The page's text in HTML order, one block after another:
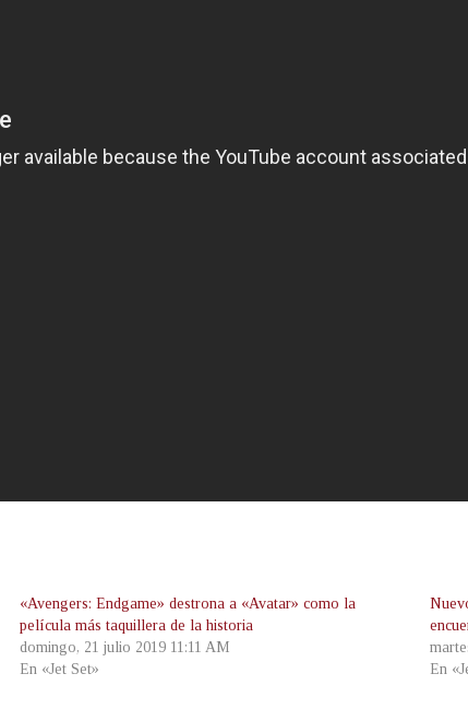
«Avengers: Endgame» destrona a «Avatar» como la
película más taquillera de la historia
domingo, 21 julio 2019 11:11 AM
En «Jet Set»
En